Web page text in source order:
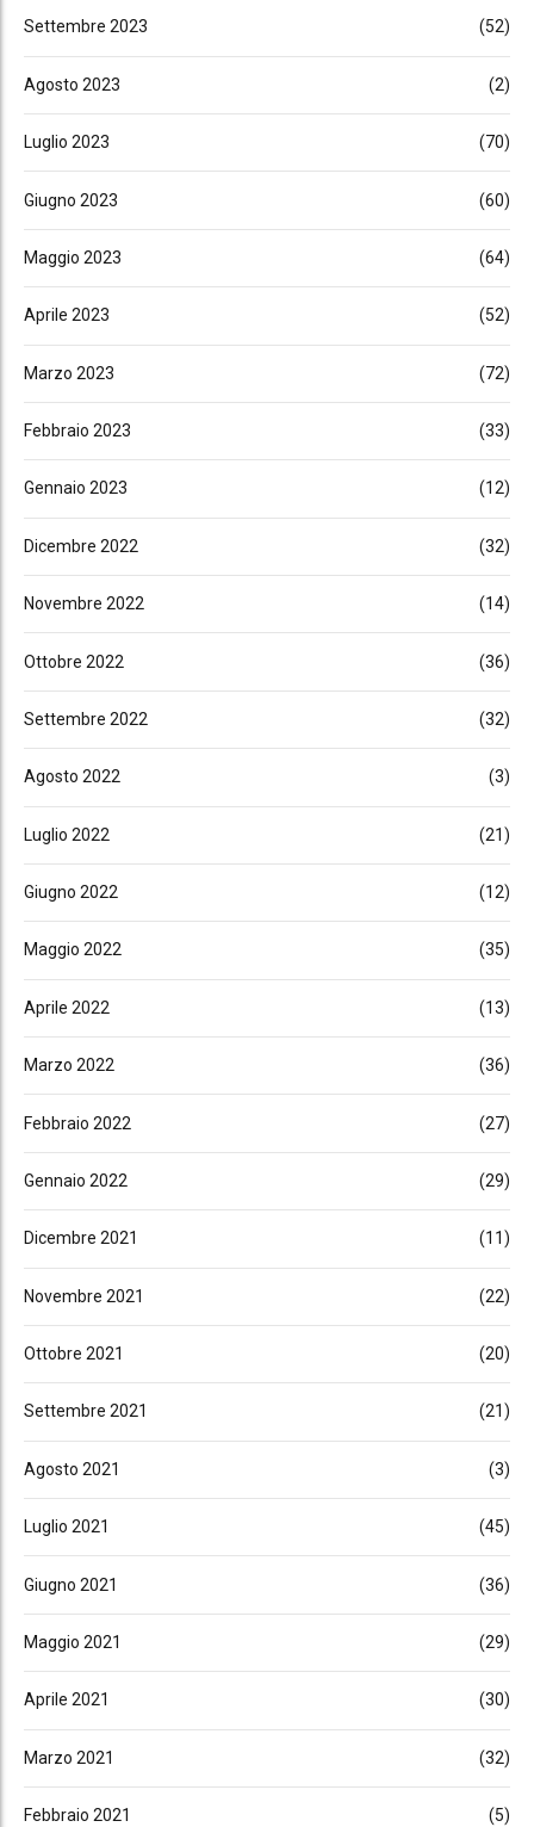
Settembre 2023 (52)
Agosto 2023 (2)
Luglio 2023 (70)
Giugno 2023 (60)
Maggio 2023 (64)
Aprile 2023 (52)
Marzo 2023 (72)
Febbraio 2023 (33)
Gennaio 2023 (12)
Dicembre 2022 (32)
Novembre 2022 (14)
Ottobre 2022 (36)
Settembre 2022 (32)
Agosto 2022 (3)
Luglio 2022 (21)
Giugno 2022 (12)
Maggio 2022 (35)
Aprile 2022 (13)
Marzo 2022 (36)
Febbraio 2022 (27)
Gennaio 2022 (29)
Dicembre 2021 (11)
Novembre 2021 (22)
Ottobre 2021 (20)
Settembre 2021 (21)
Agosto 2021 (3)
Luglio 2021 (45)
Giugno 2021 (36)
Maggio 2021 (29)
Aprile 2021 (30)
Marzo 2021 (32)
Febbraio 2021 (5)